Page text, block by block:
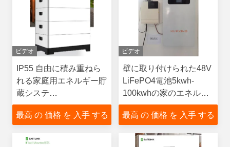
ビデオ
IP55 自由に積み重ねら
れる家庭用エネルギー貯
蔵システ
ム,Canbus/RS485通信
インターフェース
最高 の 価格 を 入手 する
ビデオ
壁に取り付けられた48V
LiFePO4電池5kwh-
100kwhの家のエネルギ
ー蓄積
最高 の 価格 を 入手 する